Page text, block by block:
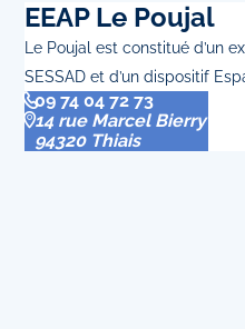
EEAP Le Poujal
Le Poujal est constitué d’un
SESSAD et d’un dispositif
09 74 04 72 73
14 rue Marcel Bierry
94320 Thiais